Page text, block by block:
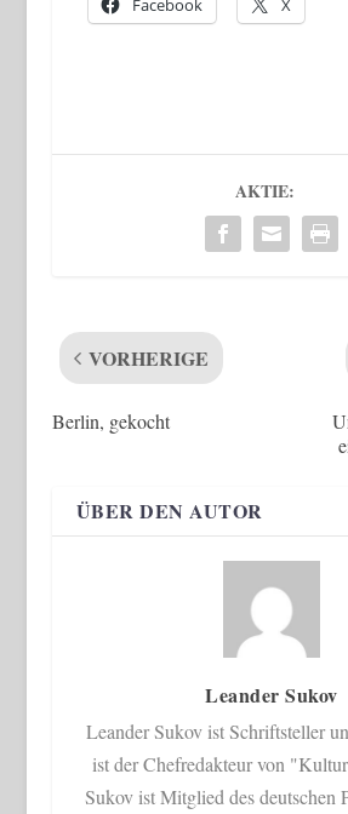
Facebook X
AKTIE:
VORHERIGE
Berlin, gekocht
ÜBER DEN AUTOR
Leander Sukov
Leander Sukov ist Schriftsteller
ist der Chefredakteur von
Sukov ist Mitglied des deutschen